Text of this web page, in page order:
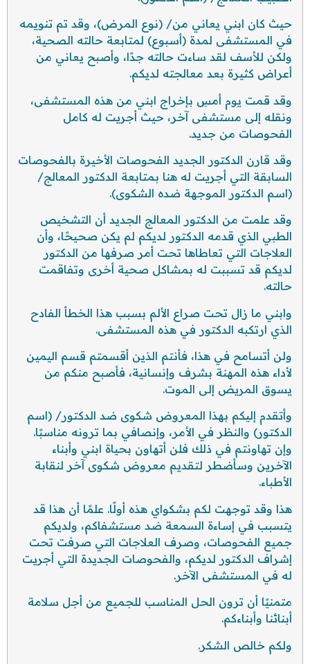
حيث كان ابني يعاني من/ (نوع المرض)، وقد تم تنويمه
في المستشفى لمدة (أسبوع) لمتابعة حالته الصحية،
ولكن للأسف لقد ساءت حالته جدًا، وأصبح يعاني من
أعراض كثيرة بعد معالجته لديكم.
وقد قمت يوم أمسِ بإخراج ابني من هذه المستشفى،
ونقله إلى مستشفى آخر، حيث أجريت له كامل
الفحوصات من جديد.
وقد قارن الدكتور الجديد الفحوصات الأخيرة بالفحوصات
السابقة التي أجريت له هنا بمتابعة الدكتور المعالج/
(اسم الدكتور الموجهة ضده الشكوى).
وقد علمت من الدكتور المعالج الجديد أن التشخيص
الطبي الذي قدمه الدكتور لديكم لم يكن صحيحًا، وأن
العلاجات التي تعاطاها تحت أمر صرفها من الدكتور
لديكم قد تسببت له بمشاكل صحية أخرى وتفاقمت
حالته.
وابني ما زال تحت صراع الألم بسبب هذا الخطأ الفادح
الذي ارتكبه الدكتور في هذه المستشفى.
ولن أتسامح في هذا، فأنتم الذين أقسمتم قسم اليمين
لأداء هذه المهنة بشرف وإنسانية، فأصبح منكم من
يسوق المريض إلى الموت.
وأتقدم إليكم بهذا المعروض شكوى ضد الدكتور/ (اسم
الدكتور) والنظر في الأمر، وإنصافي بما ترونه مناسبًا.
وإن تهاونتم في ذلك فلن أتهاون بحياة ابني وأبناء
الآخرين وسأضطر لتقديم معروض شكوى آخر لنقابة
الأطباء.
هذا وقد توجهت لكم بشكواي هذه أولًا. علمًا أن هذا قد
يتسبب في إساءة السمعة ضد مستشفاكم، ولديكم
جميع الفحوصات، وصرف العلاجات التي صرفت تحت
إشراف الدكتور لديكم، والفحوصات الجديدة التي أجريت
له في المستشفى الآخر.
متمنيًا أن ترون الحل المناسب للجميع من أجل سلامة
أبنائنا وأبناءكم.
ولكم خالص الشكر.